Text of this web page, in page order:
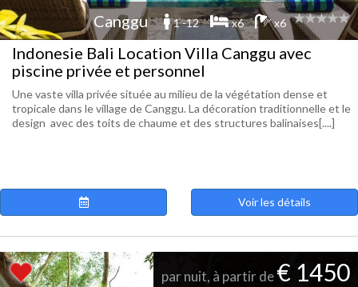
Canggu 1 -12 x6 x6
Indonesie Bali Location Villa Canggu avec
piscine privée et personnel
Une vaste villa privée située au milieu de la végétation dense et
tropicale dans le village de Canggu. La décoration traditionnelle et le
design avec des toits de chaume et des structures balinaises[....]
Voir les détails
par nuit, à partir de€ 1450